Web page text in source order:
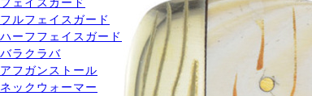
フルフェイスガード
ハーフフェイスガード
バラクラバ
アフガンストール
ネックウォーマー